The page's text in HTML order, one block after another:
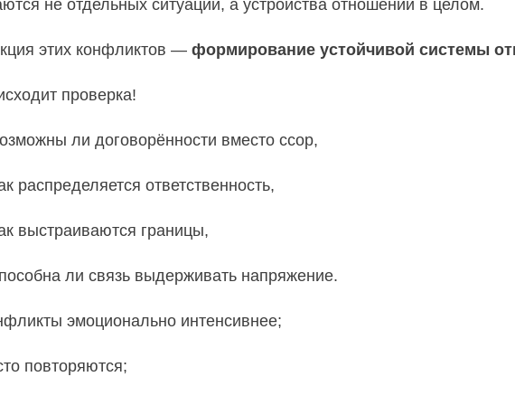
не отдельных ситуаций, а устройства отношений в целом.
этих конфликтов — формирование устойчивой системы
проверка!
ли договорённости вместо ссор,
распределяется ответственность,
выстраиваются границы,
ли связь выдерживать напряжение.
эмоционально интенсивнее;
повторяются;